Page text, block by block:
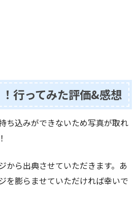
行ってみた評価&感想
ち込みができないため写真が取れ
から出典させていただきます。あ
を膨らませていただければ幸いで